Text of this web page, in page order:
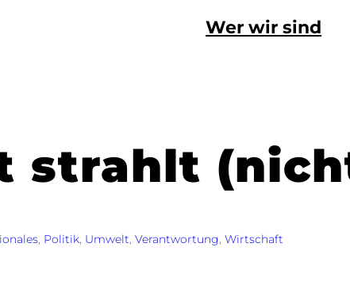
Wer wir sind
strahlt
, Politik, Umwelt, Verantwortung, Wirtschaft